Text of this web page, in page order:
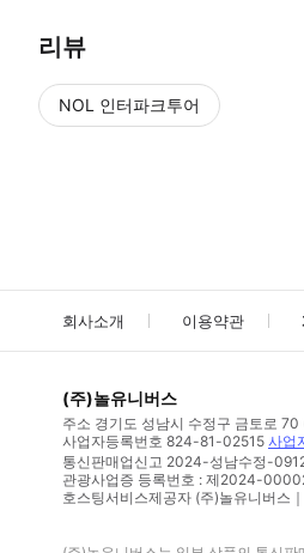
리뷰
NOL 인터파크투어
회사소개 이용약관
(주)놀유니버스
주소 경기도 성남시 수정구 금토로 70
사업자등록번호 824-81-02515 사업
통신판매업신고 2024-성남수정-
관광사업증 등록번호 : 제2024-
호스팅서비스제공자 (주)놀유니버스